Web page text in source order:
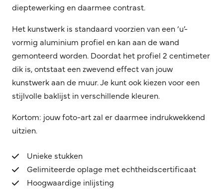
dieptewerking en daarmee contrast.
Het kunstwerk is standaard voorzien van een ‘u’-
vormig aluminium profiel en kan aan de wand
gemonteerd worden. Doordat het profiel 2 centimeter
dik is, ontstaat een zwevend effect van jouw
kunstwerk aan de muur. Je kunt ook kiezen voor een
stijlvolle baklijst in verschillende kleuren.
Kortom: jouw foto-art zal er daarmee indrukwekkend
uitzien.
Unieke stukken
Gelimiteerde oplage met echtheidscertificaat
Hoogwaardige inlijsting